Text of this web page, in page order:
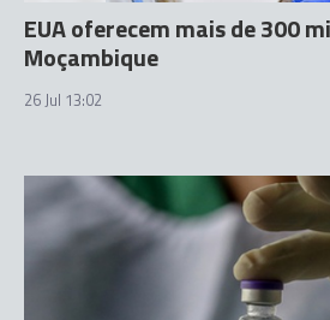
EUA oferecem mais de 300
Moçambique
26 Jul 13:02